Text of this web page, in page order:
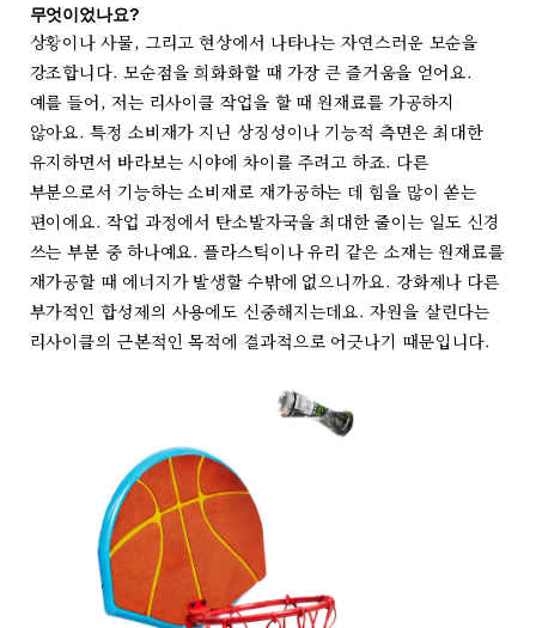
무엇이었나요?
상황이나 사물, 그리고 현상에서 나타나는 자연스러운 모순을
강조합니다. 모순점을 희화화할 때 가장 큰 즐거움을 얻어요.
예를 들어, 저는 리사이클 작업을 할 때 원재료를 가공하지
않아요. 특정 소비재가 지닌 상징성이나 기능적 측면은 최대한
유지하면서 바라보는 시야에 차이를 주려고 하죠. 다른
부분으로서 기능하는 소비재로 재가공하는 데 힘을 많이 쏟는
편이에요. 작업 과정에서 탄소발자국을 최대한 줄이는 일도 신경
쓰는 부분 중 하나예요. 플라스틱이나 유리 같은 소재는 원재료를
재가공할 때 에너지가 발생할 수밖에 없으니까요. 강화제나 다른
부가적인 합성제의 사용에도 신중해지는데요. 자원을 살린다는
리사이클의 근본적인 목적에 결과적으로 어긋나기 때문입니다.